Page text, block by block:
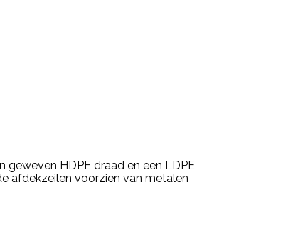
HDPE draad en een LDPE
afdekzeilen voorzien van metalen